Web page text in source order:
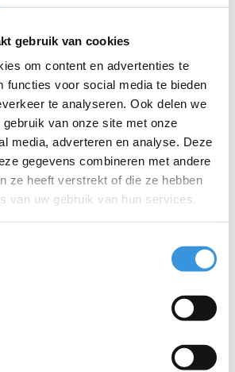
gebruik van cookies
om content en advertenties te
functies voor social media te bieden
te analyseren. Ook delen we
van onze site met onze
media, adverteren en analyse. Deze
gegevens combineren met andere
ze heeft verstrekt of die ze hebben
van uw gebruik van hun services.
120mm
€22,95